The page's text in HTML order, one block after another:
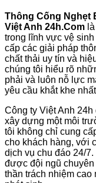
Thông Cống Nghẹt
Việt Anh 24h.Com
trong lĩnh vực vệ
cấp các giải pháp
chất thải uy tín và
chúng tôi hiểu rõ
phải và luôn nỗ lực
yêu cầu khắt khe
Công ty Việt Anh
xây dựng một môi
tôi không chỉ cung
cho khách hàng, với
dịch vụ chu đáo 24/
được đội ngũ
thần trách nhiệm cao